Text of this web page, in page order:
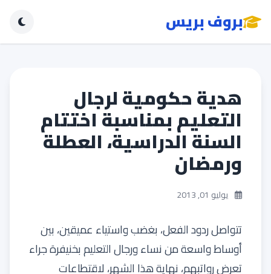
بروف بريس
هدية حكومية لرجال
التعليم بمناسبة اختتام
السنة الدراسية، العطلة
ورمضان
يوليو 01, 2013
تتواصل ردود الفعل، بغضب واستياء عميقين، بين
أوساط واسعة من نساء ورجال التعليم بخنيفرة جراء
تعرض رواتبهم، نهاية هذا الشهر، لاقتطاعات